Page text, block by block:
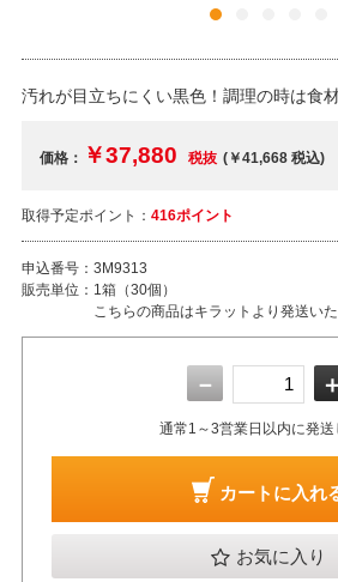
汚れが目立ちにくい黒色！調理の時は食
価格： ￥37,880 税抜 (￥41,668税込)
取得予定ポイント： 416ポイント
申込番号： 3M9313
販売単位： 1箱（30個）
こちらの商品はキラットより発送い
－ ＋
通常1～3営業日以内に発送
カートに入れ
お気に入り